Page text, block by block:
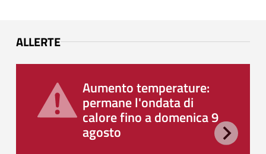
ALLERTE
Aumento temperature:
permane l'ondata di
calore fino a domenica 9
agosto